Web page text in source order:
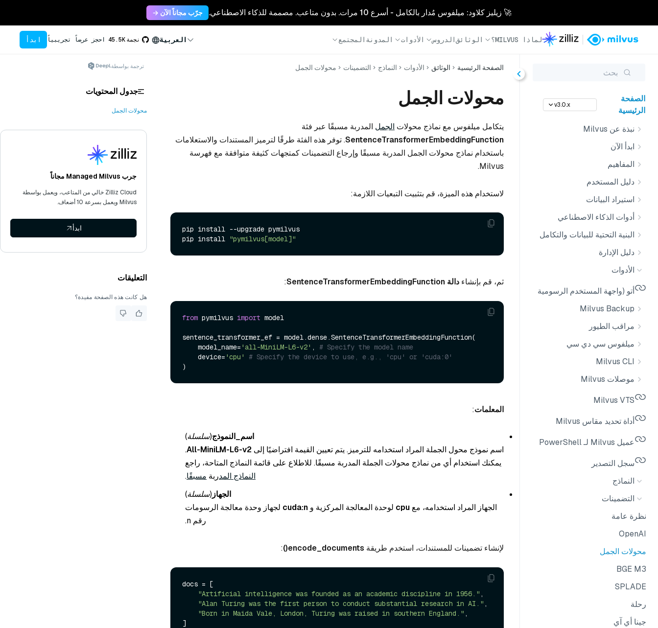
🚀 زيليز كلاود: ميلفوس مُدار بالكامل - أسرع 10 مرات. بدون متاعب. مصممة للذكاء الاصطناعي. جرّب مجاناً الآن →
لماذا MILVUS؟ الوثائقالدروس الأدوات المدونة المجتمع العربية نجمة45.5K احجز عرضاً تجريبياً ابدأ
بحث
الصفحة
الرئيسية
v3.0.x
نبذة عن Milvus
ابدأ الآن
المفاهيم
دليل المستخدم
استيراد البيانات
أدوات الذكاء الاصطناعي
البنية التحتية للبيانات والتكامل
دليل الإدارة
الأدوات
أتو (واجهة المستخدم الرسومية لـ Milvus)
Milvus Backup
مراقب الطيور
ميلفوس سي دي سي
Milvus CLI
موصلات Milvus
Milvus VTS
أداة تحديد مقاس Milvus
عميل Milvus لـ PowerShell
سجل التصدير
النماذج
التضمينات
نظرة عامة
OpenAI
محولات الجمل
BGE M3
SPLADE
رحلة
جينا أي آي
الصفحة الرئيسية الوثائق الأدوات النماذج التضمينات محولات الجمل
محولات الجمل
يتكامل ميلفوس مع نماذج محولات الجمل المدربة مسبقًا عبر فئة
SentenceTransformerEmbeddingFunction. توفر هذه الفئة طرقًا لترميز المستندات والاستعلامات
باستخدام نماذج محولات الجمل المدربة مسبقًا وإرجاع التضمينات كمتجهات كثيفة متوافقة مع فهرسة
Milvus.
لاستخدام هذه الميزة، قم بتثبيت التبعيات اللازمة:
pip install --upgrade pymilvus
pip install "pymilvus[model]"
ثم، قم بإنشاء دالة SentenceTransformerEmbeddingFunction :
from pymilvus import model
sentence_transformer_ef = model.dense.SentenceTransformerEmbeddingFunction(
    model_name=
'all-MiniLM-L6-v2' , # Specify the model name
    device=
'cpu'
# Specify the device to use, e.g., 'cpu' or 'cuda:0'
المعلمات:
اسم_النموذج(سلسلة)
اسم نموذج محول الجملة المراد استخدامه للترميز. يتم تعيين القيمة افتراضيًا إلى All-MiniLM-L6-v2
.
يمكنك استخدام أي من نماذج محولات الجملة المدربة مسبقًا. للاطلاع على قائمة النماذج المتاحة، راجع
النماذج المدربة مسبقًا.
الجهاز(سلسلة)
الجهاز المراد استخدامه، مع cpu لوحدة المعالجة المركزية و cuda:n لجهاز وحدة معالجة الرسومات
رقم n.
لإنشاء تضمينات للمستندات، استخدم طريقة encode_documents()
:
docs = [
"Artificial intelligence was founded as an academic discipline in 1956." ,
"Alan Turing was the first person to conduct substantial research in AI." ,
"Born in Maida Vale, London, Turing was raised in southern England." ,
]
ترجمة بواسطة
جدول المحتويات
محولات الجمل
جرب Managed Milvus مجاناً
Zilliz Cloud خالي من المتاعب، ويعمل بواسطة
Milvus ويعمل بسرعة 10 أضعاف.
ابدأ
التعليقات
هل كانت هذه الصفحة مفيدة؟